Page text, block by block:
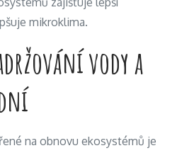
mikroklima.
vody a
na obnovu ekosystémů je